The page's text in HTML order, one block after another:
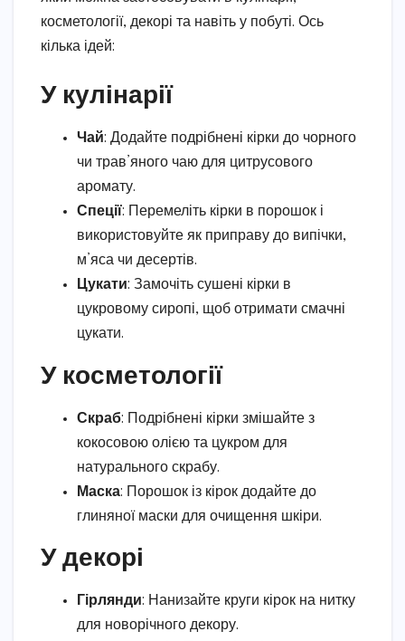
косметології, декорі та навіть у побуті. Ось
кілька ідей:
У кулінарії
Чай: Додайте подрібнені кірки до чорного
чи трав’яного чаю для цитрусового
аромату.
Спеції: Перемеліть кірки в порошок і
використовуйте як приправу до випічки,
м’яса чи десертів.
Цукати: Замочіть сушені кірки в
цукровому сиропі, щоб отримати смачні
цукати.
У косметології
Скраб: Подрібнені кірки змішайте з
кокосовою олією та цукром для
натурального скрабу.
Маска: Порошок із кірок додайте до
глиняної маски для очищення шкіри.
У декорі
Гірлянди: Нанизайте круги кірок на нитку
для новорічного декору.